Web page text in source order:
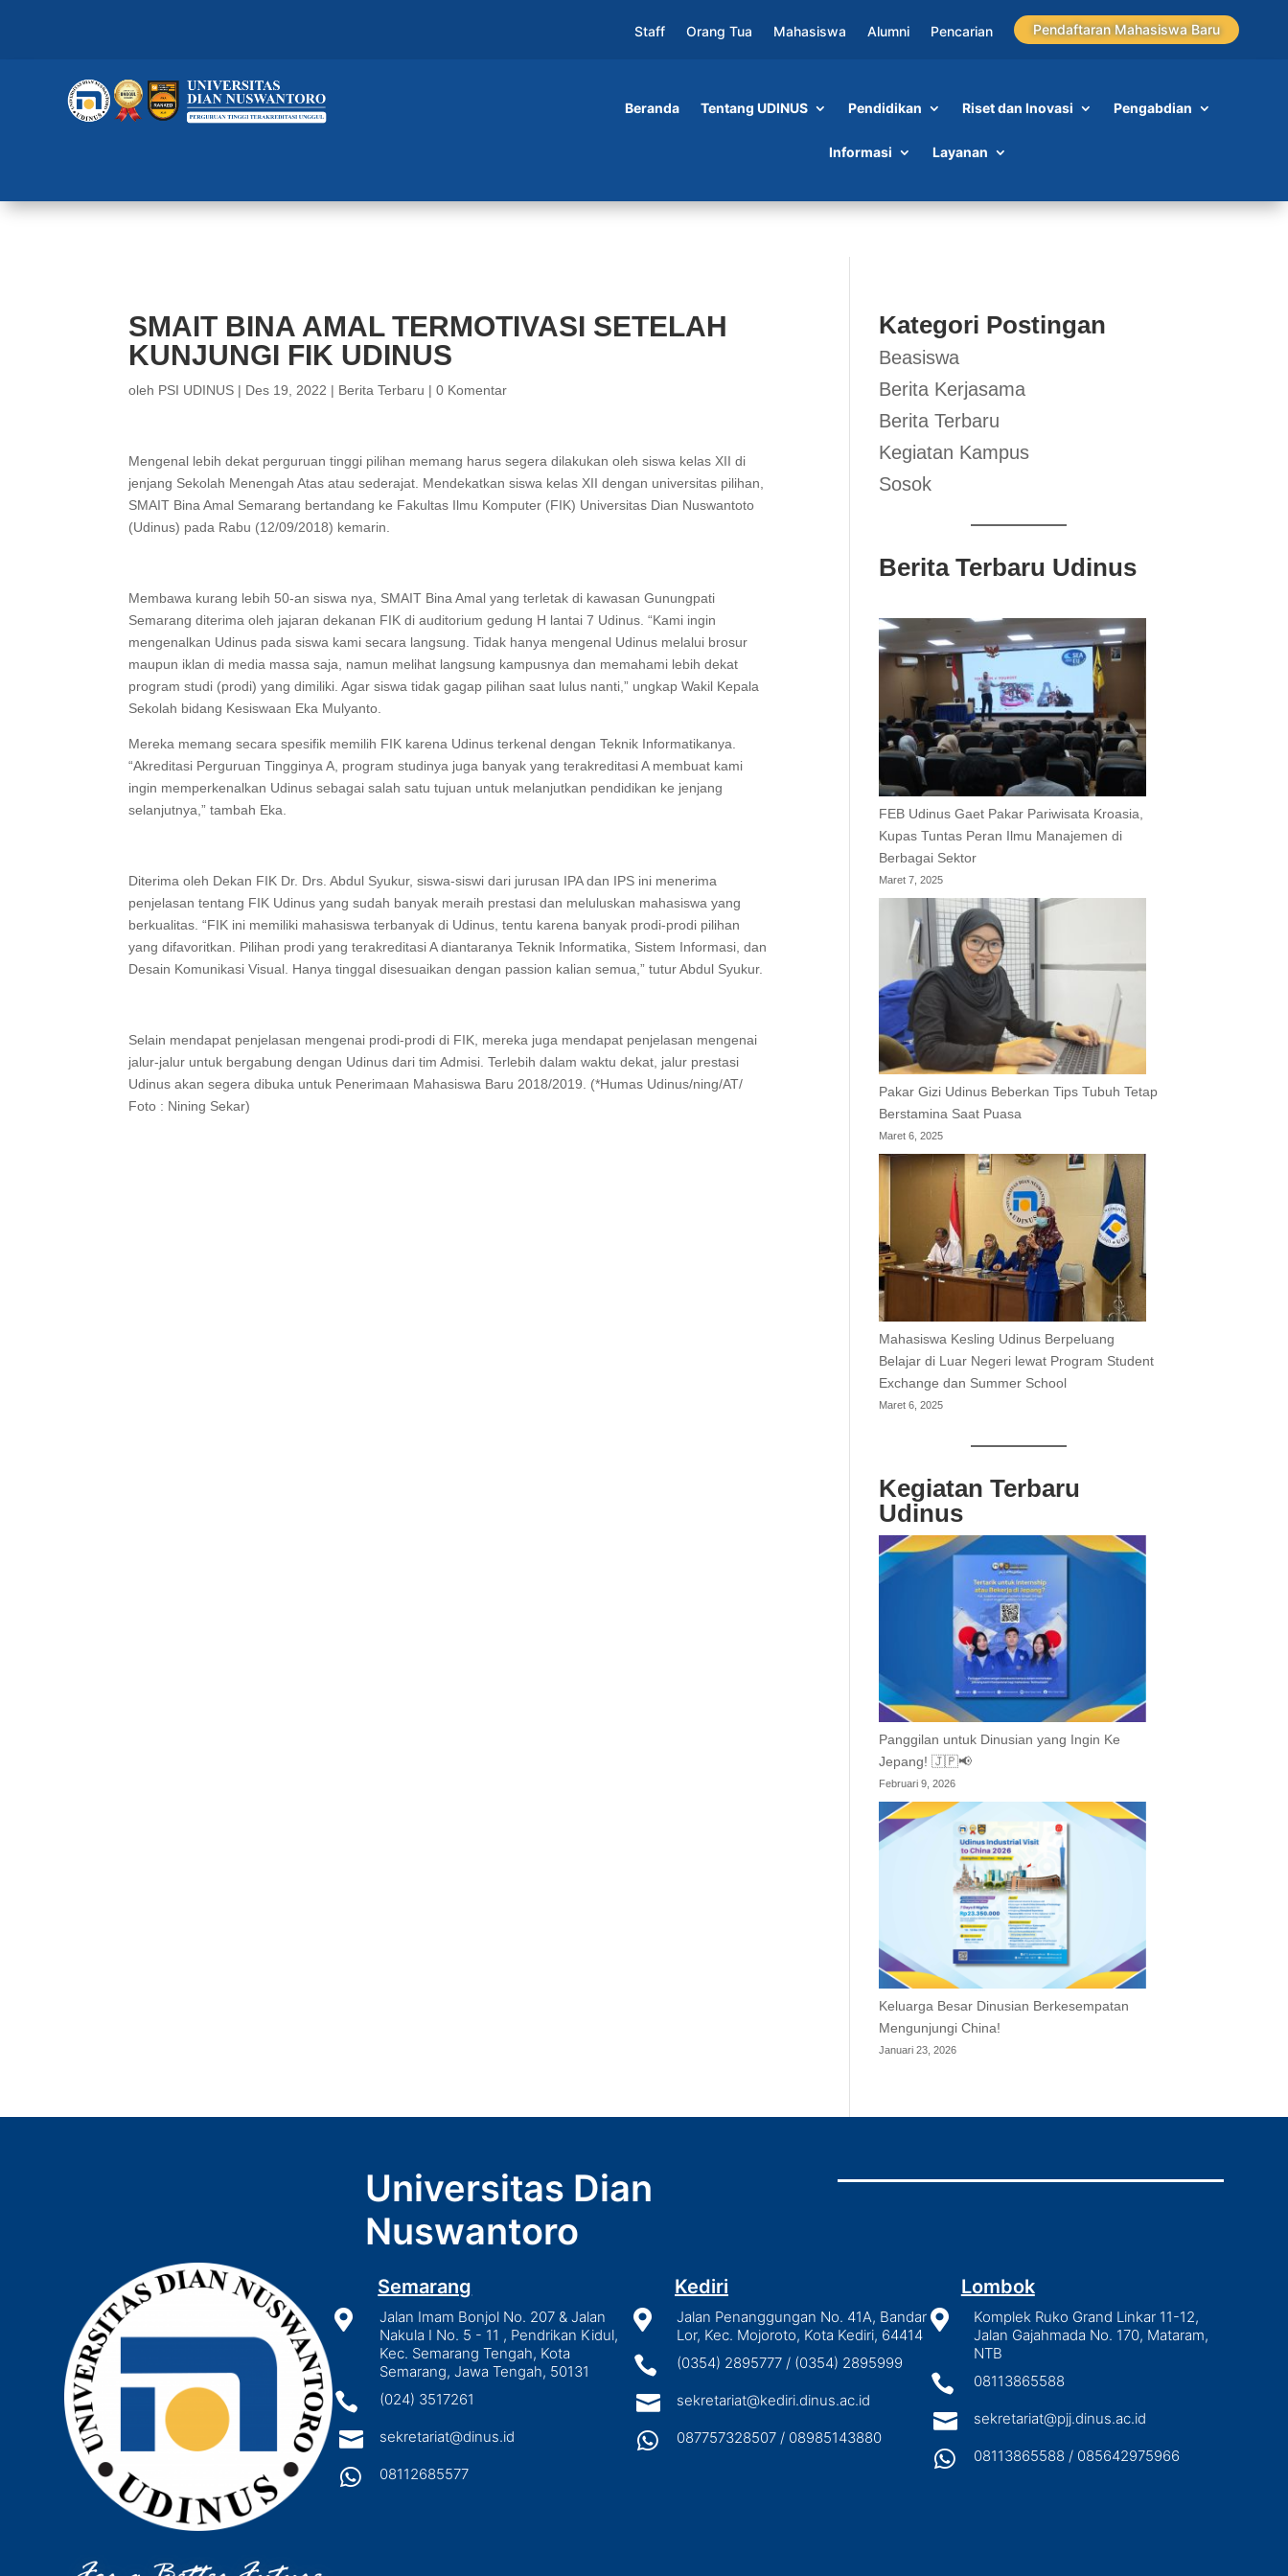
Staff Orang Tua Mahasiswa Alumni Pencarian Pendaftaran Mahasiswa Baru
Beranda Tentang UDINUS Pendidikan Riset dan Inovasi Pengabdian
Informasi Layanan
SMAIT BINA AMAL TERMOTIVASI SETELAH
KUNJUNGI FIK UDINUS
oleh PSI UDINUS | Des 19, 2022 | Berita Terbaru |0 Komentar
Mengenal lebih dekat perguruan tinggi pilihan memang harus segera dilakukan oleh siswa kelas XII di
jenjang Sekolah Menengah Atas atau sederajat. Mendekatkan siswa kelas XII dengan universitas pilihan,
SMAIT Bina Amal Semarang bertandang ke Fakultas Ilmu Komputer (FIK) Universitas Dian Nuswantoto
(Udinus) pada Rabu (12/09/2018) kemarin.
Membawa kurang lebih 50-an siswa nya, SMAIT Bina Amal yang terletak di kawasan Gunungpati
Semarang diterima oleh jajaran dekanan FIK di auditorium gedung H lantai 7 Udinus. “Kami ingin
mengenalkan Udinus pada siswa kami secara langsung. Tidak hanya mengenal Udinus melalui brosur
maupun iklan di media massa saja, namun melihat langsung kampusnya dan memahami lebih dekat
program studi (prodi) yang dimiliki. Agar siswa tidak gagap pilihan saat lulus nanti,” ungkap Wakil Kepala
Sekolah bidang Kesiswaan Eka Mulyanto.
Mereka memang secara spesifik memilih FIK karena Udinus terkenal dengan Teknik Informatikanya.
“Akreditasi Perguruan Tingginya A, program studinya juga banyak yang terakreditasi A membuat kami
ingin memperkenalkan Udinus sebagai salah satu tujuan untuk melanjutkan pendidikan ke jenjang
selanjutnya,” tambah Eka.
Diterima oleh Dekan FIK Dr. Drs. Abdul Syukur, siswa-siswi dari jurusan IPA dan IPS ini menerima
penjelasan tentang FIK Udinus yang sudah banyak meraih prestasi dan meluluskan mahasiswa yang
berkualitas. “FIK ini memiliki mahasiswa terbanyak di Udinus, tentu karena banyak prodi-prodi pilihan
yang difavoritkan. Pilihan prodi yang terakreditasi A diantaranya Teknik Informatika, Sistem Informasi, dan
Desain Komunikasi Visual. Hanya tinggal disesuaikan dengan passion kalian semua,” tutur Abdul Syukur.
Selain mendapat penjelasan mengenai prodi-prodi di FIK, mereka juga mendapat penjelasan mengenai
jalur-jalur untuk bergabung dengan Udinus dari tim Admisi. Terlebih dalam waktu dekat, jalur prestasi
Udinus akan segera dibuka untuk Penerimaan Mahasiswa Baru 2018/2019. (*Humas Udinus/ning/AT/
Foto : Nining Sekar)
Kategori Postingan
Beasiswa
Berita Kerjasama
Berita Terbaru
Kegiatan Kampus
Sosok
Berita Terbaru Udinus
FEB Udinus Gaet Pakar Pariwisata Kroasia,
Kupas Tuntas Peran Ilmu Manajemen di
Berbagai Sektor
Maret 7, 2025
Pakar Gizi Udinus Beberkan Tips Tubuh Tetap
Berstamina Saat Puasa
Maret 6, 2025
Mahasiswa Kesling Udinus Berpeluang
Belajar di Luar Negeri lewat Program Student
Exchange dan Summer School
Maret 6, 2025
Kegiatan Terbaru
Udinus
Panggilan untuk Dinusian yang Ingin Ke
Jepang! 🇯🇵📢
Februari 9, 2026
Keluarga Besar Dinusian Berkesempatan
Mengunjungi China!
Januari 23, 2026
Universitas Dian
Nuswantoro
Semarang

Jalan Imam Bonjol No. 207 & Jalan
Nakula I No. 5 - 11 , Pendrikan Kidul,
Kec. Semarang Tengah, Kota
Semarang, Jawa Tengah, 50131
 (024) 3517261
 sekretariat@dinus.id
 08112685577
Kediri

Jalan Penanggungan No. 41A, Bandar
Lor, Kec. Mojoroto, Kota Kediri, 64414
 (0354) 2895777 / (0354) 2895999
 sekretariat@kediri.dinus.ac.id
 087757328507 / 08985143880
Lombok

Komplek Ruko Grand Linkar 11-12,
Jalan Gajahmada No. 170, Mataram,
NTB
 08113865588
 sekretariat@pjj.dinus.ac.id
 08113865588 / 085642975966